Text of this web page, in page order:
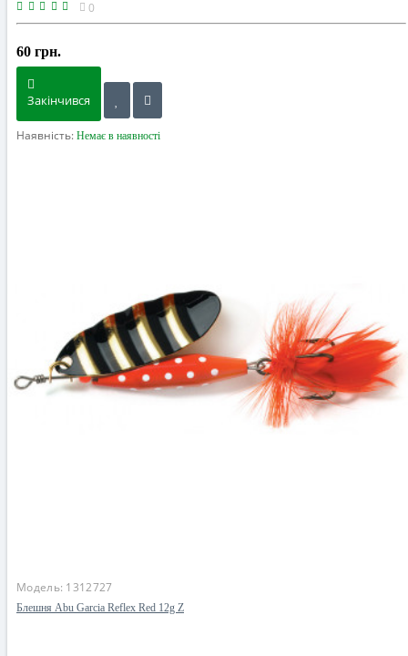
0
60 грн.
Закінчився
Наявність: Немає в наявності
Модель: 1312727
Блешня Abu Garcia Reflex Red 12g Z